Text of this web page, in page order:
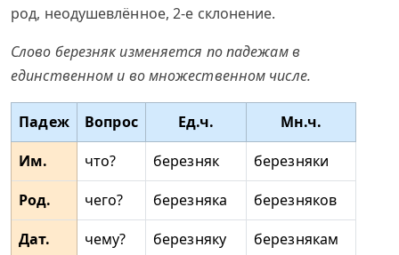
род, неодушевлённое, 2-е склонение.
Слово березняк изменяется по падежам в
единственном и во множественном числе.
Падеж Вопрос Ед.ч.
Мн.ч.
Им.
что? березняк
березняки
Род.
чего? березняка
березняков
Дат.
чему? березняку
березнякам